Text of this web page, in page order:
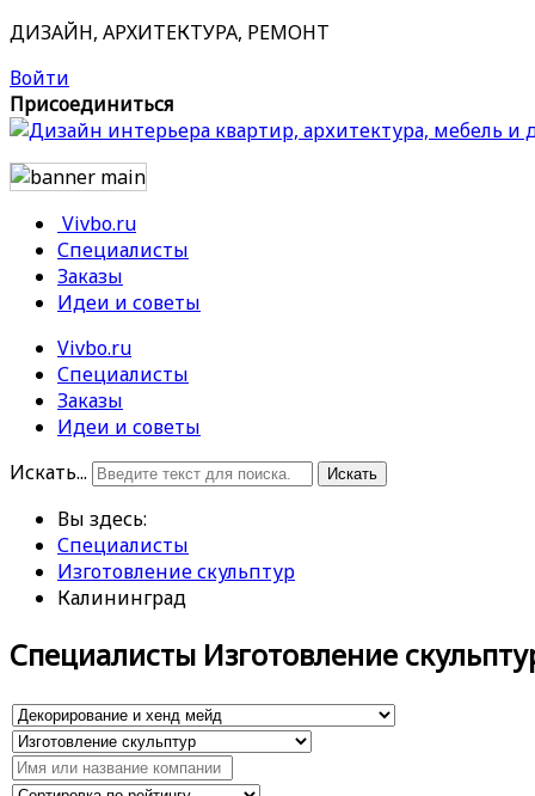
ДИЗАЙН, АРХИТЕКТУРА, РЕМОНТ
Войти
Присоединиться
Vivbo.ru
Специалисты
Заказы
Идеи и советы
Vivbo.ru
Специалисты
Заказы
Идеи и советы
Искать...
Искать
Вы здесь:
Специалисты
Изготовление скульптур
Калининград
Специалисты Изготовление